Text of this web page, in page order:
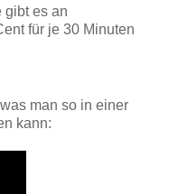
gibt es an
für je 30 Minuten
man so in einer
kann: